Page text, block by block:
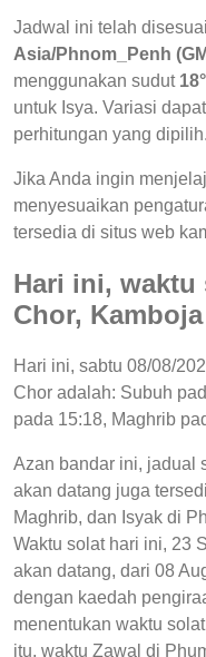
Jadwal ini telah
Asia/Phnom_Penh
menggunakan sudut 18°
untuk Isya. Variasi
perhitungan yang dipilih.
Jika Anda ingin
menyesuaikan
tersedia di situs web
Hari ini, waktu
Chor, Kamboja
Hari ini, sabtu 08/08/
Chor adalah: Subuh
pada 15:18, Maghrib
Azan bandar ini, jadual
akan datang juga
Maghrib, dan Isyak di
Waktu solat hari ini, 23
akan datang, dari 08
dengan kaedah
menentukan waktu
itu, waktu Zawal di